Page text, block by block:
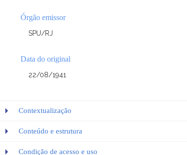
Órgão emissor
SPU/RJ
Data do original
22/08/1941
Contextualização
Conteúdo e estrutura
Condição de acesso e uso